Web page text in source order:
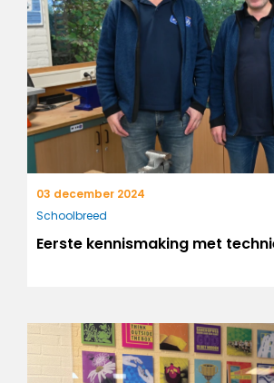
03 december 2024
Schoolbreed
Eerste kennismaking met